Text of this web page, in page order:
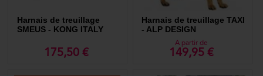
Harnais de treuillage
SMEUS - KONG ITALY
175,50 €
Harnais de treuillage TAXI
- ALP DESIGN
A partir de
149,95 €